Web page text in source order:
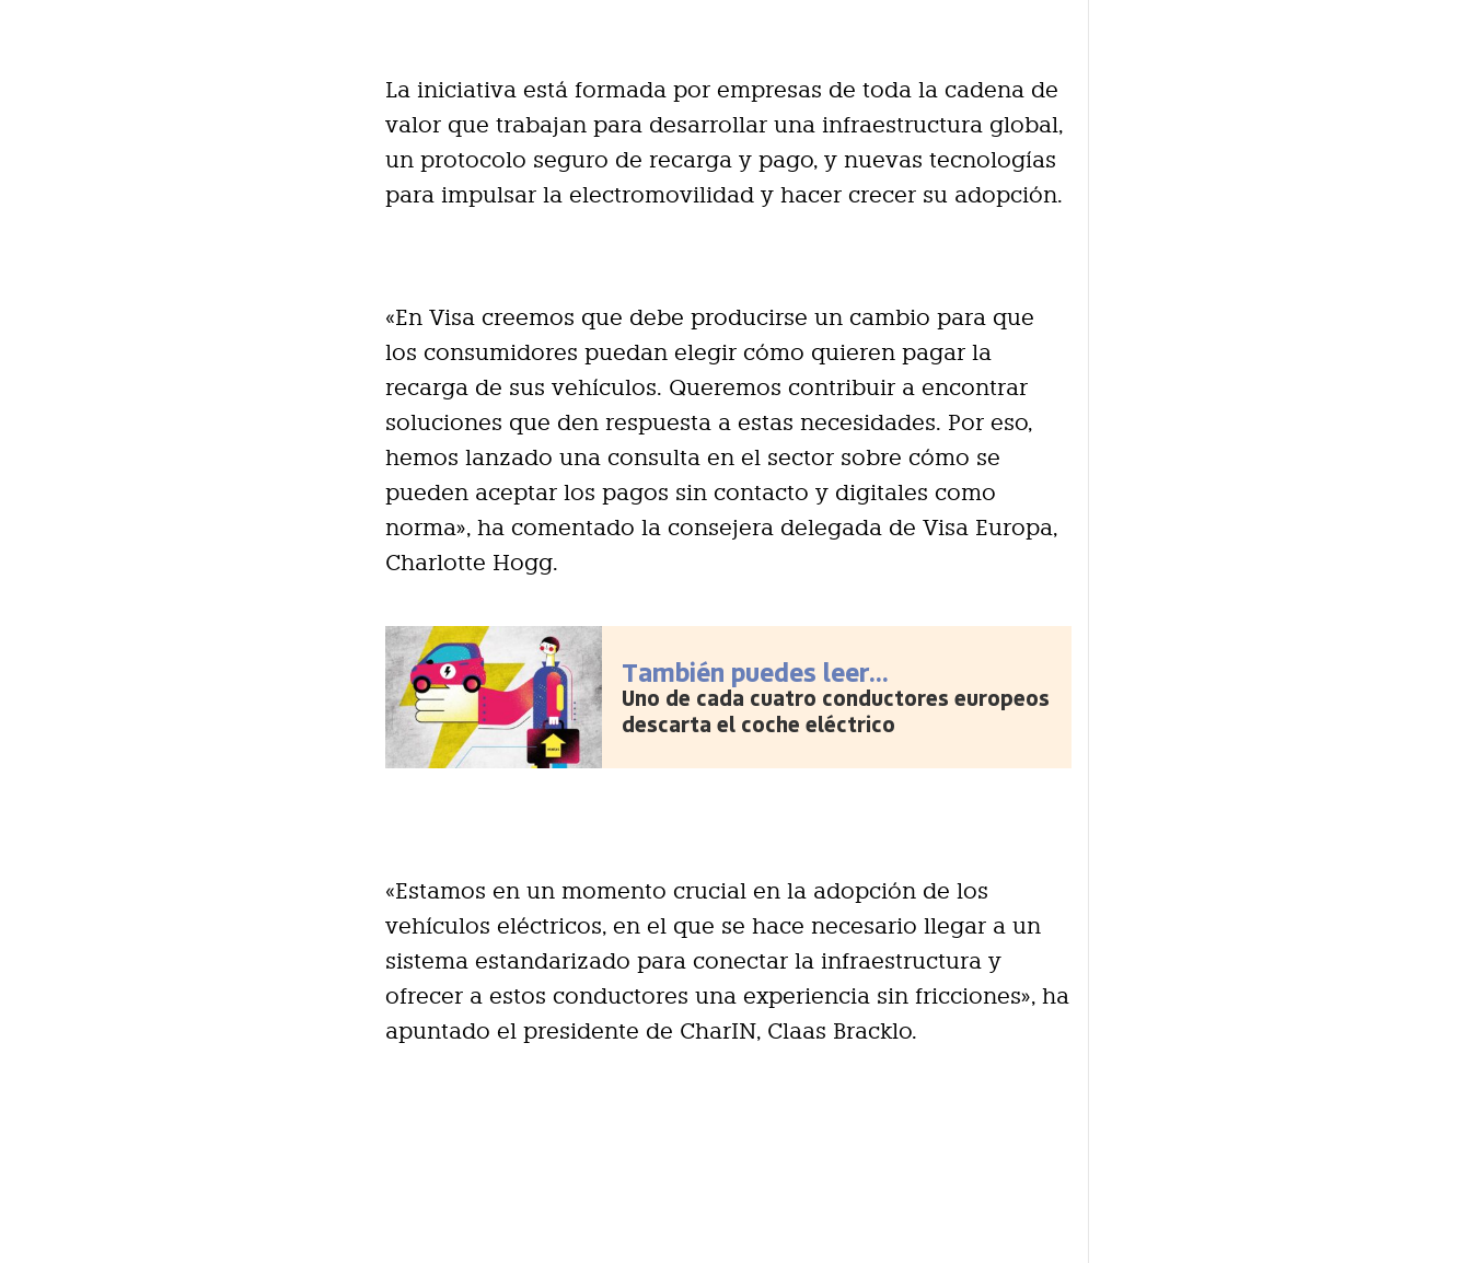
La iniciativa está formada por empresas de toda la cadena de
valor que trabajan para desarrollar una infraestructura global,
un protocolo seguro de recarga y pago, y nuevas tecnologías
para impulsar la electromovilidad y hacer crecer su adopción.
«En Visa creemos que debe producirse un cambio para que
los consumidores puedan elegir cómo quieren pagar la
recarga de sus vehículos. Queremos contribuir a encontrar
soluciones que den respuesta a estas necesidades. Por eso,
hemos lanzado una consulta en el sector sobre cómo se
pueden aceptar los pagos sin contacto y digitales como
norma», ha comentado la consejera delegada de Visa Europa,
Charlotte Hogg.
También puedes leer...
Uno de cada cuatro conductores europeos
descarta el coche eléctrico
«Estamos en un momento crucial en la adopción de los
vehículos eléctricos, en el que se hace necesario llegar a un
sistema estandarizado para conectar la infraestructura y
ofrecer a estos conductores una experiencia sin fricciones», ha
apuntado el presidente de CharIN, Claas Bracklo.